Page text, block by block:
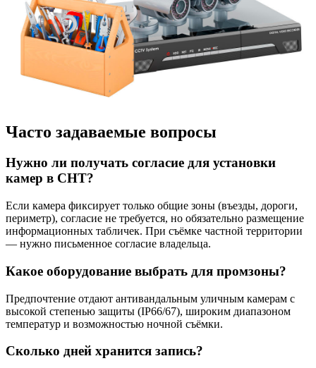
Часто задаваемые вопросы
Нужно ли получать согласие для установки
камер в СНТ?
Если камера фиксирует только общие зоны (въезды, дороги,
периметр), согласие не требуется, но обязательно размещение
информационных табличек. При съёмке частной территории
— нужно письменное согласие владельца.
Какое оборудование выбрать для промзоны?
Предпочтение отдают антивандальным уличным камерам с
высокой степенью защиты (IP66/67), широким диапазоном
температур и возможностью ночной съёмки.
Сколько дней хранится запись?